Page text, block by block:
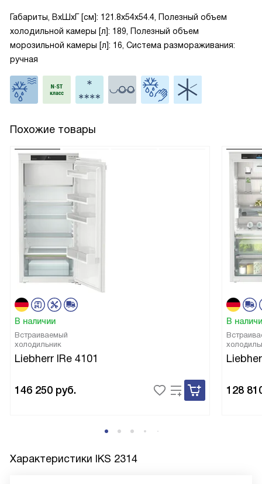
Габариты, ВxШxГ [см]: 121.8x54x54.4, Полезный объем
холодильной камеры [л]: 189, Полезный объем
морозильной камеры [л]: 16, Система размораживания:
ручная
Похожие товары
В наличии
Встраиваемый
холодильник
Liebherr IRe 4101
146 250 руб.
В
128
Характеристики IKS 2314